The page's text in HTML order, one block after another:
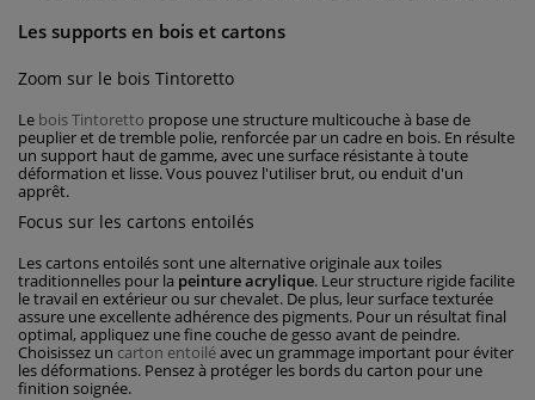
Les supports en bois et cartons
Zoom sur le bois Tintoretto
Le bois Tintoretto propose une structure multicouche à base de
peuplier et de tremble polie, renforcée par un cadre en bois. En résulte
un support haut de gamme, avec une surface résistante à toute
déformation et lisse. Vous pouvez l'utiliser brut, ou enduit d'un
apprêt.
Focus sur les cartons entoilés
Les cartons entoilés sont une alternative originale aux toiles
traditionnelles pour la peinture acrylique. Leur structure rigide facilite
le travail en extérieur ou sur chevalet. De plus, leur surface texturée
assure une excellente adhérence des pigments. Pour un résultat final
optimal, appliquez une fine couche de gesso avant de peindre.
Choisissez un carton entoiléavec un grammage important pour éviter
les déformations. Pensez à protéger les bords du carton pour une
finition soignée.